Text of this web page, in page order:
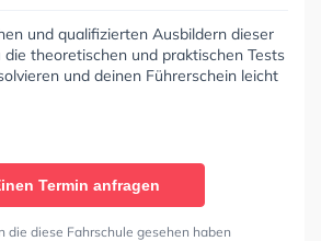
und qualifizierten Ausbildern dieser
theoretischen und praktischen Tests
und deinen Führerschein leicht
Termin anfragen
die diese Fahrschule gesehen haben